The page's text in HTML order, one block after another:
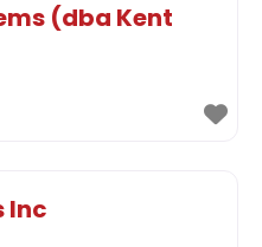
(dba Kent
Inc